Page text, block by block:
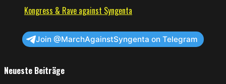
Kongress & Rave against Syngenta
Join @MarchAgainstSyngenta on Telegram
Neueste Beiträge